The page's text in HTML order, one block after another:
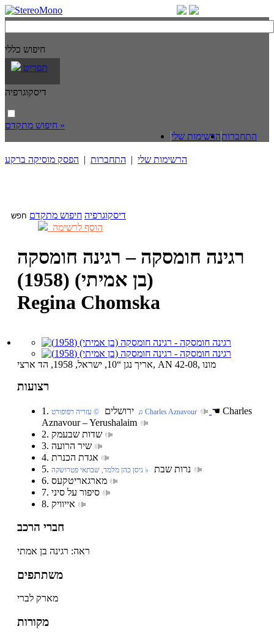
תפריט
חיפוש כללי
חיפוש מתקדם »
התחברותהרשימות שלי
הרשימות שלי | התחברות | הפסק מוסיקה ברקע
דיסקוגרפיה חיפוש מתקדם
הוסף לרשימה
רגינה חומסקה – רגינה חומסקה
(בן אמיתי) (1958)
Regina Chomska
אריך נגן “10, ישראל, 1958, הד ארצי, AN 42-08, מונו
רצועות
1. ירושלים ‏ © עזריה רפופורט‏ ♫ Charles Aznavour ☚ Charles
Aznavour – Yerushalaim
2. שדות שבעמק
3. שיר הרועה
4. אגדת הכנרת
5. נרות שבת ‏ ♭ ניסן כהן מלמד, שבתאי פטרושקה
6. מארגאריטקעס
7. סיפור על סיני
8. אייוויק
חברי הרכב
ראה: רגינה בן אמתי
משתתפים
מארק לברי
מקורות